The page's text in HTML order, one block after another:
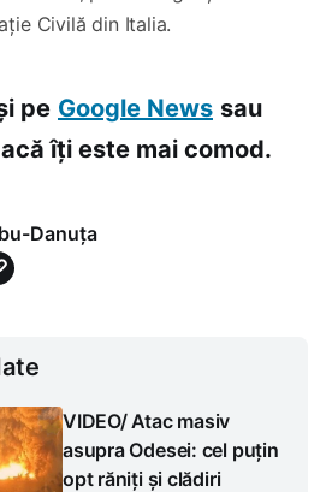
Civilă din Italia.
pe Google News sau
îți este mai comod.
Danuța
VIDEO/ Atac masiv
asupra Odesei: cel puțin
opt răniți și clădiri